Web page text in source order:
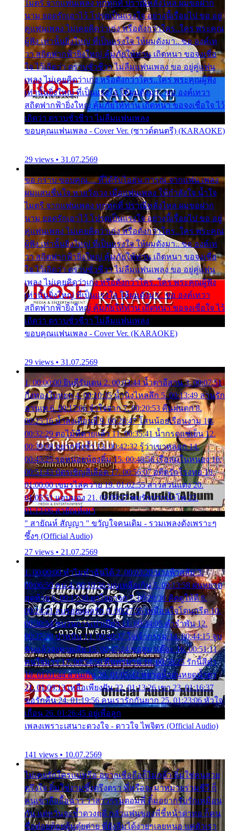
ไมตรี จากแฟนเพลง ทุกทุกที่ ปราณีหลั่งไหล ผมขอฝาก
นาม ยอดรักเอาไว้ โปรดเป็นแรงใจ อย่างนี้เรื่อยไป ขอ อยู่
คู่แฟนเพลง ไม่เคยคิดว่าเก่ง หรือดังกว่าใคร..ใคร พระคุณ
ผู้ฟัง เท่านั้นยิ่งใหญ่ ที่เป็นแรงใจ ให้ผมดังมา.. ขอ องค์เท
วา สถิตฟากฟ้ายิ่งใหญ่ คุ้มภัยให้ท่าน เถิดหนา ขอจงเชื่อ
ใจ ไว้เถิดว่า ตราบชั่วชีวา ไม่ลืมแฟนเพลง ขอ อยู่คู่แฟน
เพลง ไม่เคยคิดว่าเก่ง หรือดังกว่าใคร..ใคร พระคุณผู้ฟัง
เท่านั้นยิ่งใหญ่ ที่เป็นแรงใจ ให้ผมดังมา.. ขอ องค์เทวา
สถิตฟากฟ้ายิ่งใหญ่ คุ้มภัยให้ท่าน เถิดหนา ขอจงเชื่อใจ ไว้
เถิดว่า ตราบชั่วชีวา ไม่ลืมแฟนเพลง
ขอบคุณแฟนเพลง - Cover Ver. (ซาวด์ดนตรี) (KARAOKE)
29 views • 31.07.2569
ขอ กราบ ขอบคุณ.... ที่ได้รับไออุ่น การุณ จากแฟน เพลง
ผมแสนชื่นใจ หายวังเวง เมื่อแฟนเพลง ให้กำลังใจ น้ำใจ
ไมตรี จากแฟนเพลง ทุกทุกที่ ปราณีหลั่งไหล ผมขอฝาก
นาม ยอดรักเอาไว้ โปรดเป็นแรงใจ อย่างนี้เรื่อยไป ขอ อยู่
คู่แฟนเพลง ไม่เคยคิดว่าเก่ง หรือดังกว่าใคร..ใคร พระคุณ
ผู้ฟัง เท่านั้นยิ่งใหญ่ ที่เป็นแรงใจ ให้ผมดังมา.. ขอ องค์เท
วา สถิตฟากฟ้ายิ่งใหญ่ คุ้มภัยให้ท่าน เถิดหนา ขอจงเชื่อ
ใจ ไว้เถิดว่า ตราบชั่วชีวา ไม่ลืมแฟนเพลง ขอ อยู่คู่แฟน
เพลง ไม่เคยคิดว่าเก่ง หรือดังกว่าใคร..ใคร พระคุณผู้ฟัง
เท่านั้นยิ่งใหญ่ ที่เป็นแรงใจ ให้ผมดังมา.. ขอ องค์เทวา
สถิตฟากฟ้ายิ่งใหญ่ คุ้มภัยให้ท่าน เถิดหนา ขอจงเชื่อใจ ไว้
เถิดว่า ตราบชั่วชีวา ไม่ลืมแฟนเพลง
ขอบคุณแฟนเพลง - Cover Ver. (KARAOKE)
29 views • 31.07.2569
1. 00:00:00 ยินดีรับเดน 2. 00:03:44 น้ำตาอีสาน 3. 00:07:51
กิ่งทองใบหยก 4. 00:10:35 น้ำนิ่งไหลลึก 5. 00:13:49 ลานรัก
ลานเท 6. 00:17:06 จำใจจาก 7. 00:20:53 คืนฝนตก 8.
00:25:16 น้ำลงเดือนยี่ 9. 00:28:47 โสนน้อยเรือนงาม 10.
00:32:29 ตอไม้ที่ตายแล้ว 11. 00:35:41 น้ำกรดแช่เย็น 12.
00:39:08 อยากฟังซ้ำ 13. 00:42:32 รู้ว่าเขาหลอก 14.
00:45:25 รอหน่อยน้องติ๋ม 15. 00:48:56 เรือล่มในหนอง 16.
00:51:43 บัตรเชิญสีเลือด 17. 00:56:07 อดีตรักโรงทอ 18.
01:00:00 เขมรไล่ควาย 19. 01:02:55 สาวสวนแตง 20.
01:05:51 แอบมอง 21. 01:09:27 พบรักปากน้ำโพ 22.
01:13:06 สายัณห์เมา
" สายัณห์ สัญญา " ขวัญใจคนเดิม - รวมเพลงดังเพราะๆ
ซึ้งๆ (Official Audio)
27 views • 21.07.2569
1. 00:00:00 ทำไมทำฉันได้ 2. 00:03:20 นางฟ้าสลัม 3.
00:06:50 คน 4. 00:10:36 บุญเหลือเกิน 5. 00:13:58 ฝนหยาด
สุดท้าย 6. 00:17:30 ยาใจยาจก 7. 00:20:30 คิดดูให้ดี 8.
00:24:21 ลบรอยแผลรัก 9. 00:27:35 เหมือนใจโดนกรีด 10.
00:30:54 ขบวนการเปาเปียว 11. 00:34:05 คำรำพัน 12.
00:37:20 ปาหนัน 13. 00:40:37 ใจเจ้ากรรม 14. 00:44:15 จูบ
ฉันแล้วจงตายเสีย 15. 00:47:24 ขอสูมาเต๊อะ 16. 00:51:11
คนใจมาร 17. 00:54:50 คืนทรมาน 18. 00:58:25 รักนี้สีดำ
19. 01:01:44 ส่วนเกิน 20. 01:05:42 หยาดน้ำฝนหยดน้ำตา
21. 01:09:13 เหลือเพียงฝัน 22. 01:13:26 เขา 23. 01:16:37
ขอรักคืน 24. 01:19:56 คนเรารักกันยาก 25. 01:23:06 หัวใจ
เถื่อน 26. 01:26:45 อยู่เพื่อลูก
เพลงเพราะเสนาะดวงใจ - ดาวใจ ไพจิตร (Official Audio)
141 views • 10.07.2569
ไม่เคยรักใครแน่หรือ อยากเชื่อถือก็ไม่กล้า ติ๋มใช่คนสวย
ตรึงใจ ติ๋มใช่งามซึ้งตรึงตรา พี่หรือจะมาหมายร่วมชีวี ก็
คนเขาลืออื้อฉาว ว่าสาวๆรุมตอมพี่ ติ๋มอยากรับรักเหมือน
กัน แต่หวั่นจะช้ำดวงฤดี กลัวแฟนของพี่ชี้หน้าด่าทอ ก็คน
ชื่อต๋อยต้อยตุ้มตุ๋ยต่าย พี่ยังลืมได้ง่ายๆเลยหนอ แค่ตัวเรา